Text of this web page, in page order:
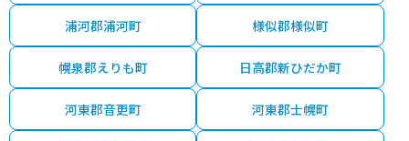
浦河郡浦河町 様似郡様似町
幌泉郡えりも町 日高郡新ひだか町
河東郡音更町 河東郡士幌町